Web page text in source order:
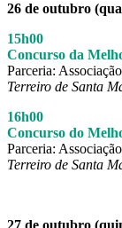
26 de outubro
15h00
Concurso da
Parceria:
Terreiro de Santa
16h00
Concurso do
Parceria:
Terreiro de Santa
27 de outubro